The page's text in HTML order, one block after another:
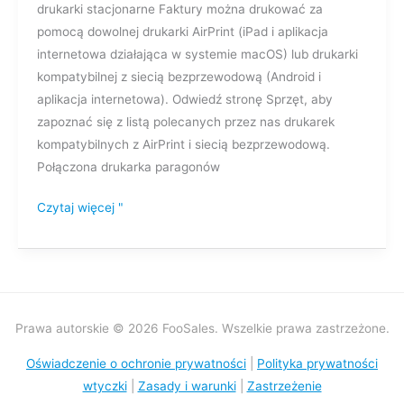
drukarki stacjonarne Faktury można drukować za
pomocą dowolnej drukarki AirPrint (iPad i aplikacja
internetowa działająca w systemie macOS) lub drukarki
kompatybilnej z siecią bezprzewodową (Android i
aplikacja internetowa). Odwiedź stronę Sprzęt, aby
zapoznać się z listą polecanych przez nas drukarek
kompatybilnych z AirPrint i siecią bezprzewodową.
Połączona drukarka paragonów
Czytaj więcej "
Prawa autorskie © 2026 FooSales. Wszelkie prawa zastrzeżone.
Oświadczenie o ochronie prywatności
Polityka prywatności
wtyczki| Zasady i warunki| Zastrzeżenie